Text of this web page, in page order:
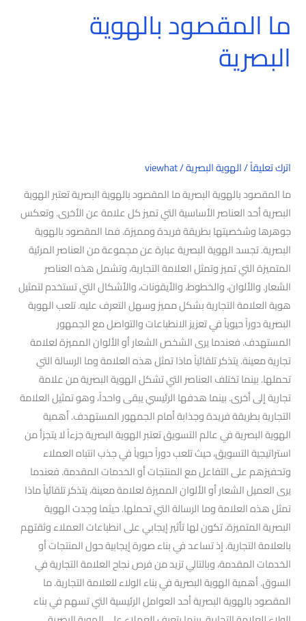
ما المقصود بالهوية
البصرية
اترك تعليقاً/الهوية البصرية/
viewhat
ما المقصود بالهوية البصرية ما المقصود بالهوية البصرية تعتبر الهوية
البصرية أحد العناصر الأساسية التي تميز كل علامة عن الأخرى. وتعكس
جوهرها وشخصيتها بطريقة فريدة ومميزة. فما المقصود بالهوية
البصرية. تجسد الهوية البصرية عبارة عن مجموعة من العناصر المرئية
المتميزة التي تميز وتمثل العلامة التجارية، وتشمل هذه العناصر
الشعار. والألوان، والخطوط، والأيقونات، والأشكال التي تستخدم لتمثيل
هوية العلامة التجارية بشكل مميز وسهل التعرف عليه. تلعب الهوية
البصرية دوراً حيوياً في تعزيز الانطباعات والتواصل مع الجمهور
المستهدف. فعندما يرى الشخص الشعار أو الألوان المميزة لعلامة
تجارية معينة. يتذكر تلقائياً ماذا تمثل هذه العلامة وما الرسالة التي
تحملها. بينما تختلف العناصر التي تشكل الهوية البصرية من علامة
تجارية إلى أخرى. بينما هدفها الرئيسي يبقى واحداً، وهو تمثيل العلامة
التجارية بطريقة فريدة وجذابة أمام الجمهور المستهدف. أهمية
الهوية البصرية في عالم التسويق تعتبر الهوية البصرية جزءاً لا يتجزأ من
استراتيجية التسويق، حيث تلعب دوراً حيوياً في جذب انتباه العملاء
وتحفيزهم على التفاعل مع المنتجات أو الخدمات المقدمة. فعندما
يرى العميل الشعار أو الألوان المميزة لعلامة معينة، يتذكر تلقائياً ماذا
تمثل هذه العلامة وما الرسالة التي تحملها. حيثما وجدت الهوية
البصرية المتميزة، تكون لها تأثير إيجابي على انطباعات العملاء وثقتهم
بالعلامة التجارية. إذ تساعد في بناء صورة إيجابية حول المنتجات أو
الخدمات المقدمة، وبالتالي تزيد من فرص نجاح العلامة التجارية في
السوق. أهمية الهوية البصرية في بناء الولاء للعلامة التجارية. ما
المقصود بالهوية البصرية أحد العوامل الرئيسية التي تسهم في بناء